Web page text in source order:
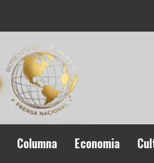
Columna Economia